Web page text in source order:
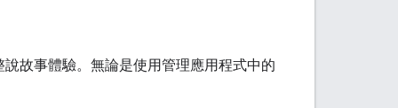
故事體驗。無論是使用管理應用程式中的